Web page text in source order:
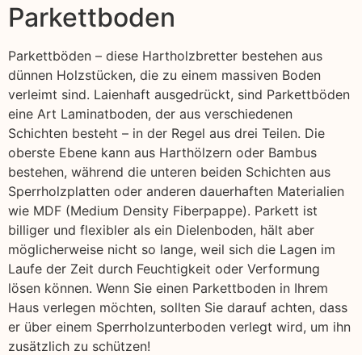
Parkettboden
Parkettböden – diese Hartholzbretter bestehen aus
dünnen Holzstücken, die zu einem massiven Boden
verleimt sind. Laienhaft ausgedrückt, sind Parkettböden
eine Art Laminatboden, der aus verschiedenen
Schichten besteht – in der Regel aus drei Teilen. Die
oberste Ebene kann aus Harthölzern oder Bambus
bestehen, während die unteren beiden Schichten aus
Sperrholzplatten oder anderen dauerhaften Materialien
wie MDF (Medium Density Fiberpappe). Parkett ist
billiger und flexibler als ein Dielenboden, hält aber
möglicherweise nicht so lange, weil sich die Lagen im
Laufe der Zeit durch Feuchtigkeit oder Verformung
lösen können. Wenn Sie einen Parkettboden in Ihrem
Haus verlegen möchten, sollten Sie darauf achten, dass
er über einem Sperrholzunterboden verlegt wird, um ihn
zusätzlich zu schützen!